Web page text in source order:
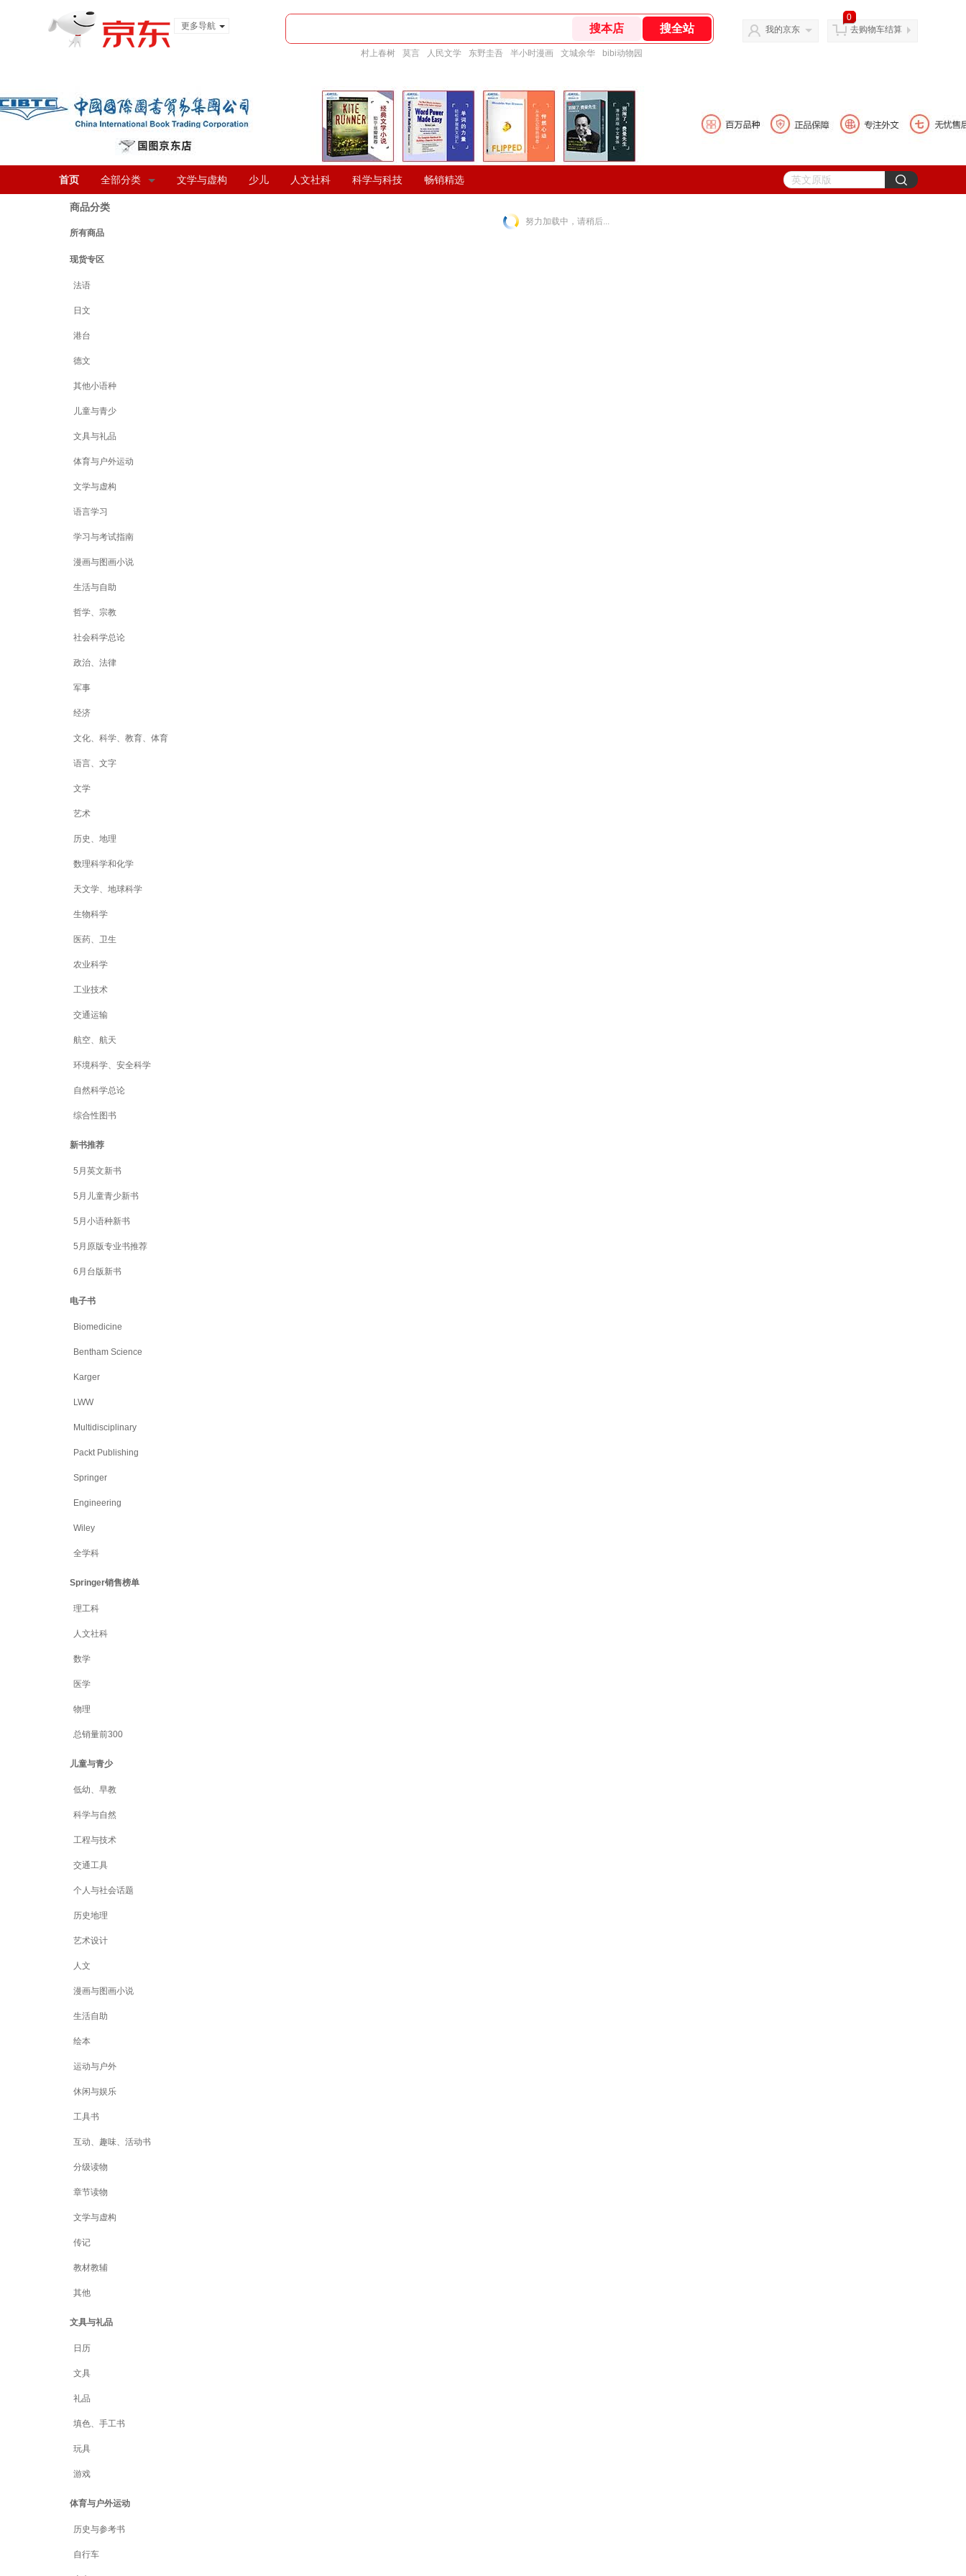
更多导航
村上春树 莫言 人民文学 东野圭吾 半小时漫画 文城余华 bibi动物园
我的京东
0
去购物车结算
首页 全部分类 文学与虚构 少儿 人文社科 科学与科技 畅销精选
商品分类
所有商品
现货专区
法语
日文
港台
德文
其他小语种
儿童与青少
文具与礼品
体育与户外运动
文学与虚构
语言学习
学习与考试指南
漫画与图画小说
生活与自助
哲学、宗教
社会科学总论
政治、法律
军事
经济
文化、科学、教育、体育
语言、文字
文学
艺术
历史、地理
数理科学和化学
天文学、地球科学
生物科学
医药、卫生
农业科学
工业技术
交通运输
航空、航天
环境科学、安全科学
自然科学总论
综合性图书
新书推荐
5月英文新书
5月儿童青少新书
5月小语种新书
5月原版专业书推荐
6月台版新书
电子书
Biomedicine
Bentham Science
Karger
LWW
Multidisciplinary
Packt Publishing
Springer
Engineering
Wiley
全学科
Springer销售榜单
理工科
人文社科
数学
医学
物理
总销量前300
儿童与青少
低幼、早教
科学与自然
工程与技术
交通工具
个人与社会话题
历史地理
艺术设计
人文
漫画与图画小说
生活自助
绘本
运动与户外
休闲与娱乐
工具书
互动、趣味、活动书
分级读物
章节读物
文学与虚构
传记
教材教辅
其他
文具与礼品
日历
文具
礼品
填色、手工书
玩具
游戏
体育与户外运动
历史与参考书
自行车
努力加载中，请稍后...